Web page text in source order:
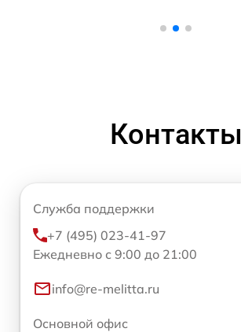
Контакты
Служба поддержки
+7 (495) 023-41-97
Ежедневно с 9:00 до 21:00
info@re-melitta.ru
Основной офис